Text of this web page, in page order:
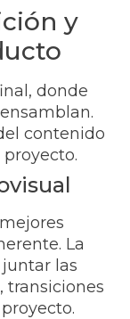
y
donde
contenido
La
las
transiciones